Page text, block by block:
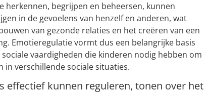
herkennen, begrijpen en beheersen, kunnen
in de gevoelens van henzelf en anderen, wat
van gezonde relaties en het creëren van een
Emotieregulatie vormt dus een belangrijke basis
vaardigheden die kinderen nodig hebben om
in verschillende sociale situaties.
effectief kunnen reguleren, tonen over het